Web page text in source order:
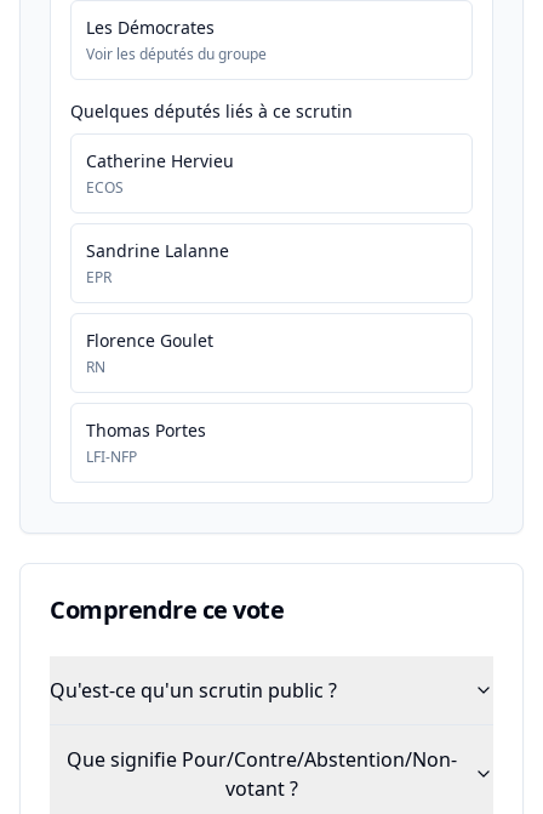
Les Démocrates
Voir les députés du groupe
Quelques députés liés à ce scrutin
Catherine Hervieu
ECOS
Sandrine Lalanne
EPR
Florence Goulet
RN
Thomas Portes
LFI-NFP
Comprendre ce vote
Qu'est-ce qu'un scrutin public ?
Que signifie Pour/Contre/Abstention/Non-
votant ?